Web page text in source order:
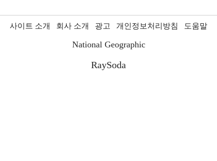
사이트 소개 회사 소개 광고 개인정보처리방침 도움말
National Geographic
RaySoda